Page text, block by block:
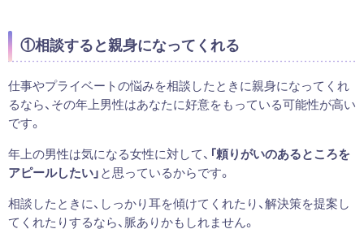
①相談すると親身になってくれる
仕事やプライベートの悩みを相談したときに親身になってくれ
るなら、その年上男性はあなたに好意をもっている可能性が高い
です。
年上の男性は気になる女性に対して、 「頼りがいのあるところを
アピールしたい」と思っているからです。
相談したときに、しっかり耳を傾けてくれたり、解決策を提案し
てくれたりするなら、脈ありかもしれません。